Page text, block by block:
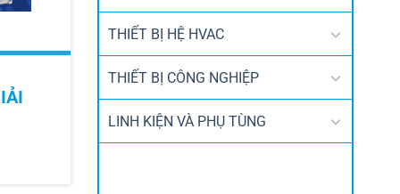
THIẾT BỊ HỆ HVAC
THIẾT BỊ CÔNG NGHIỆP
LINH KIỆN VÀ PHỤ TÙNG